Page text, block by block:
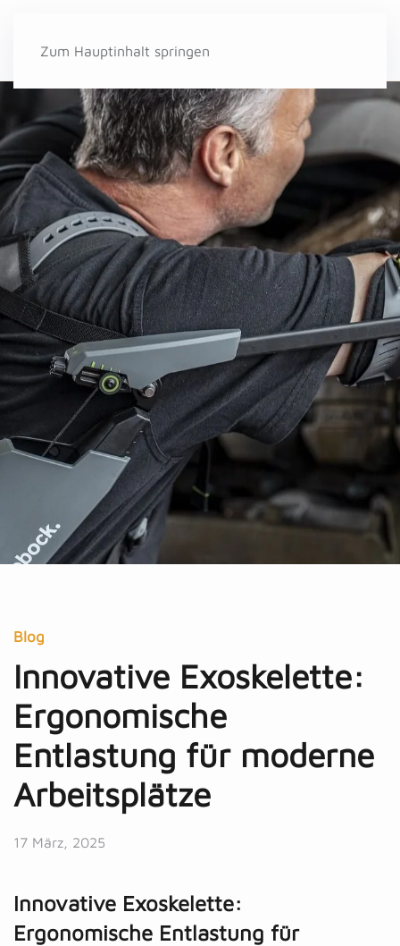
Zum Hauptinhalt springen
Blog
Innovative Exoskelette:
Ergonomische
Entlastung für moderne
Arbeitsplätze
17 März, 2025
Innovative Exoskelette:
Ergonomische Entlastung für